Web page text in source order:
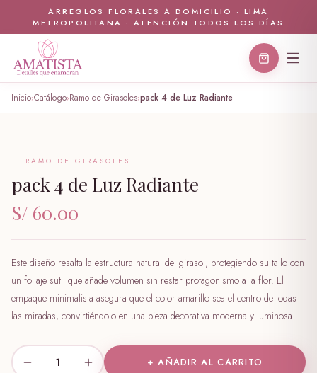
ARREGLOS FLORALES A DOMICILIO · LIMA
METROPOLITANA · ATENCIÓN TODOS LOS DÍAS
Inicio›Catálogo›Ramo de Girasoles›pack 4 de Luz Radiante
RAMO DE GIRASOLES
pack 4 de Luz Radiante
S/ 60.00
Este diseño resalta la estructura natural del girasol, protegiendo su tallo con
un follaje sutil que añade volumen sin restar protagonismo a la flor. El
empaque minimalista asegura que el color amarillo sea el centro de todas
las miradas, convirtiéndolo en una pieza decorativa moderna y luminosa.
1 + AÑADIR AL CARRITO